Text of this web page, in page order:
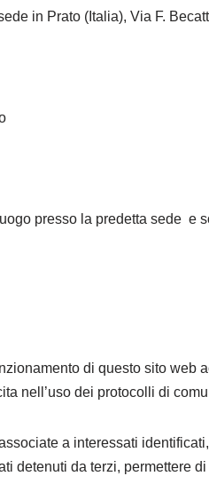
in Prato (Italia), Via F.
presso la predetta sede e
di questo sito web
nell’uso dei protocolli di
a interessati
detenuti da terzi, permettere